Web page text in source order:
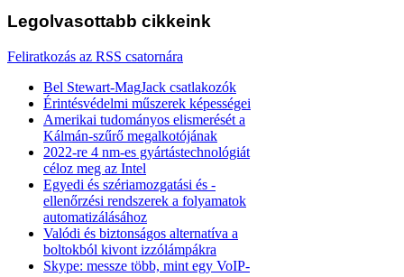
Legolvasottabb cikkeink
Feliratkozás az RSS csatornára
Bel Stewart-MagJack csatlakozók
Érintésvédelmi műszerek képességei
Amerikai tudományos elismerését a
Kálmán-szűrő megalkotójának
2022-re 4 nm-es gyártástechnológiát
céloz meg az Intel
Egyedi és szériamozgatási és -
ellenőrzési rendszerek a folyamatok
automatizálásához
Valódi és biztonságos alternatíva a
boltokból kivont izzólámpákra
Skype: messze több, mint egy VoIP-